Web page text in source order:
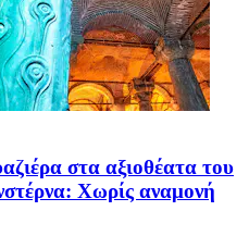
στα αξιοθέατα του
Χωρίς αναμονή